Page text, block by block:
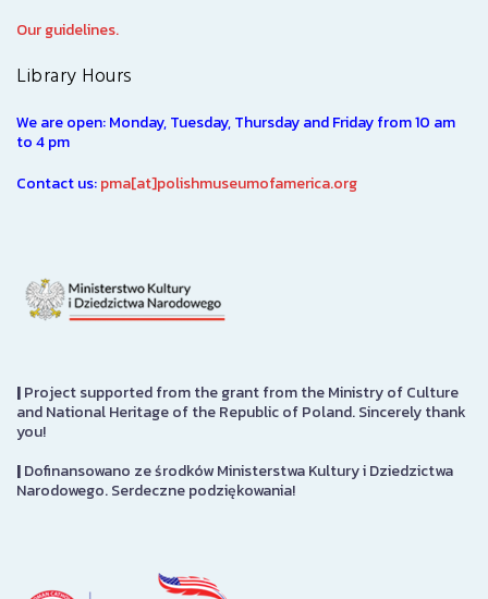
Our guidelines.
Library Hours
We are open: Monday, Tuesday, Thursday and Friday from 10 am
to 4 pm
Contact us:pma[at]polishmuseumofamerica.org
|Project supported from the grant from the Ministry of Culture
and National Heritage of the Republic of Poland. Sincerely thank
you!
|Dofinansowano ze środków Ministerstwa Kultury i Dziedzictwa
Narodowego. Serdeczne podziękowania!